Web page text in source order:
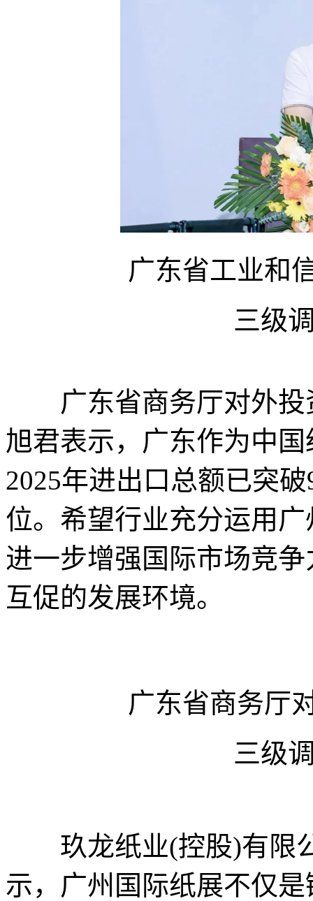
广东省工业和
三级
广东省商务厅对外投
旭君表示，广东作为中
2025年进出口总额已突
位。希望行业充分运用
进一步增强国际市场竞
互促的发展环境。
广东省商务厅
三级
玖龙纸业(控股)有限
示，广州国际纸展不仅